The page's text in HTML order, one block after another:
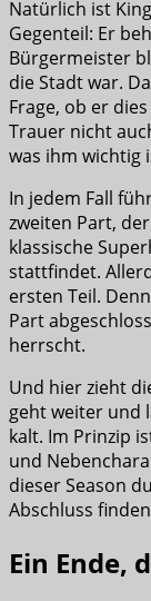
Natürlich ist
Gegenteil: Er
Bürgermeister
die Stadt war.
Frage, ob er
Trauer nicht
was ihm wichtig
In jedem Fall
zweiten Part,
klassische
stattfindet.
ersten Teil.
Part
herrscht.
Und hier zieht
geht weiter und
kalt. Im Prinzip
und
dieser Season
Abschluss
Ein Ende,